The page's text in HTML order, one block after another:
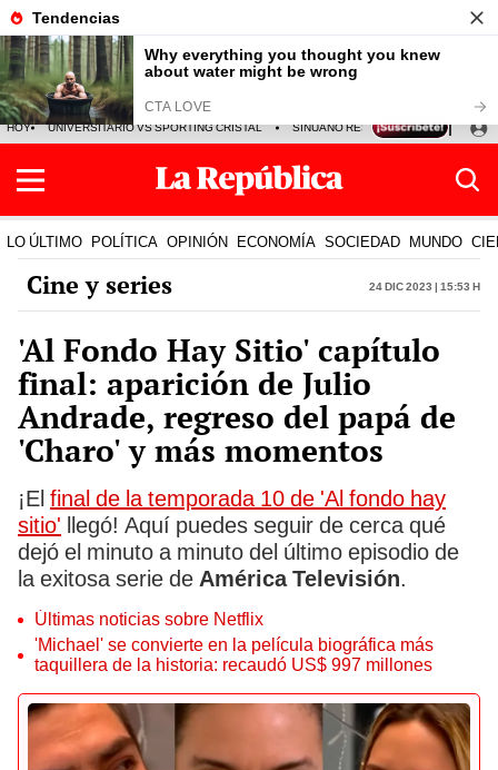
HOY UNIVERSITARIO VS SPORTING CRISTAL SINUANO RESULTADOS HOY
LO ÚLTIMO POLÍTICA OPINIÓN ECONOMÍA SOCIEDAD MUNDO
Cine y series 24 Dic 2023 | 15:53 h
'Al Fondo Hay Sitio' capítulo
final: aparición de Julio
Andrade, regreso del papá de
'Charo' y más momentos
¡El final de la temporada 10 de 'Al fondo hay
sitio' llegó! Aquí puedes seguir de cerca qué
dejó el minuto a minuto del último episodio de
la exitosa serie de América Televisión.
Últimas noticias sobre Netflix
'Michael' se convierte en la película biográfica más
taquillera de la historia: recaudó US$ 997 millones